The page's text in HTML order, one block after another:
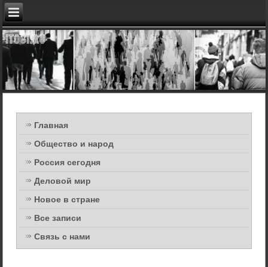
Главная
Общество и народ
Россия сегодня
Деловой мир
Новое в стране
Все записи
Связь с нами